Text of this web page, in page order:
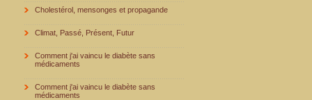
Cholestérol, mensonges et propagande
Climat, Passé, Présent, Futur
Comment j'ai vaincu le diabète sans
médicaments
Comment j'ai vaincu le diabète sans
médicaments